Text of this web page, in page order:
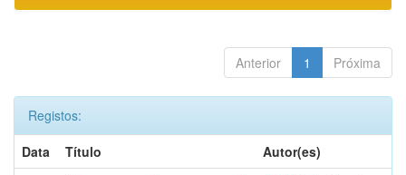
Anterior 1 Próxima
Registos:
Data
Título
Autor(es)